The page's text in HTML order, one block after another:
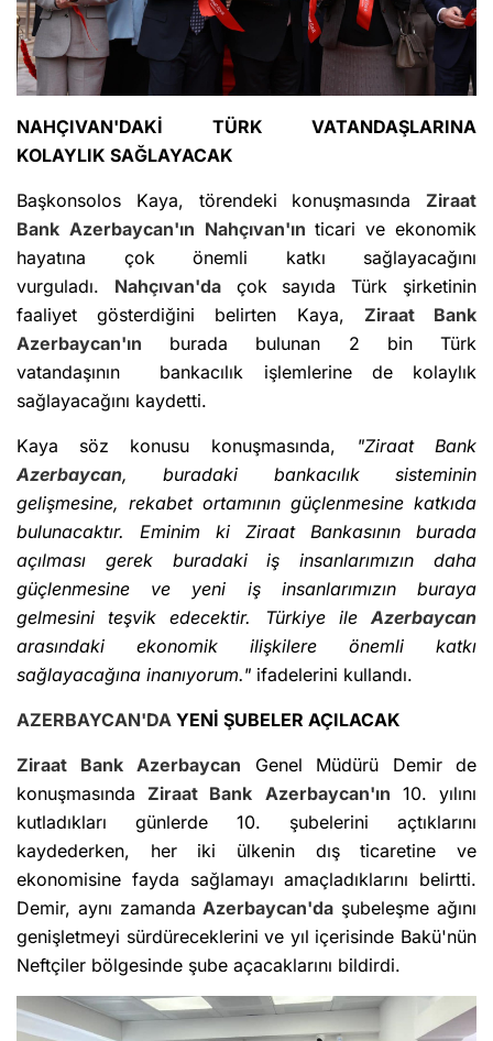
NAHÇIVAN'DAKİ TÜRK VATANDAŞLARINA
KOLAYLIK SAĞLAYACAK
Başkonsolos Kaya, törendeki konuşmasında Ziraat
Bank Azerbaycan'ın Nahçıvan'ın ticari ve ekonomik
hayatına çok önemli katkı sağlayacağını
vurguladı. Nahçıvan'daçok sayıda Türk şirketinin
faaliyet gösterdiğini belirten Kaya, Ziraat Bank
Azerbaycan'ın burada bulunan 2 bin Türk
vatandaşının bankacılık işlemlerine de kolaylık
sağlayacağını kaydetti.
Kaya söz konusu konuşmasında,
"Ziraat Bank
Azerbaycan, buradaki bankacılık sisteminin
gelişmesine, rekabet ortamının güçlenmesine katkıda
bulunacaktır. Eminim ki Ziraat Bankasının burada
açılması gerek buradaki iş insanlarımızın daha
güçlenmesine ve yeni iş insanlarımızın buraya
gelmesini teşvik edecektir. Türkiye ile Azerbaycan
arasındaki ekonomik ilişkilere önemli katkı
sağlayacağına inanıyorum." ifadelerini kullandı.
AZERBAYCAN'DA YENİ ŞUBELER AÇILACAK
Ziraat Bank Azerbaycan Genel Müdürü Demir de
konuşmasındaZiraat Bank Azerbaycan'ın 10. yılını
kutladıkları günlerde 10. şubelerini açtıklarını
kaydederken, her iki ülkenin dış ticaretine ve
ekonomisine fayda sağlamayı amaçladıklarını belirtti.
Demir, aynı zamandaAzerbaycan'da şubeleşme ağını
genişletmeyi sürdüreceklerini ve yıl içerisinde Bakü'nün
Neftçiler bölgesinde şube açacaklarını bildirdi.